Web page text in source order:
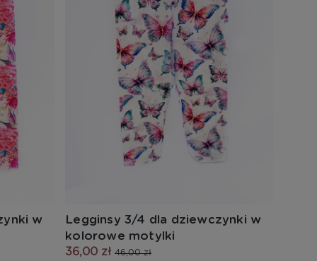
w
Legginsy 3/4 dla dziewczynki w
kolorowe motylki
36,00 zł 46,00 zł